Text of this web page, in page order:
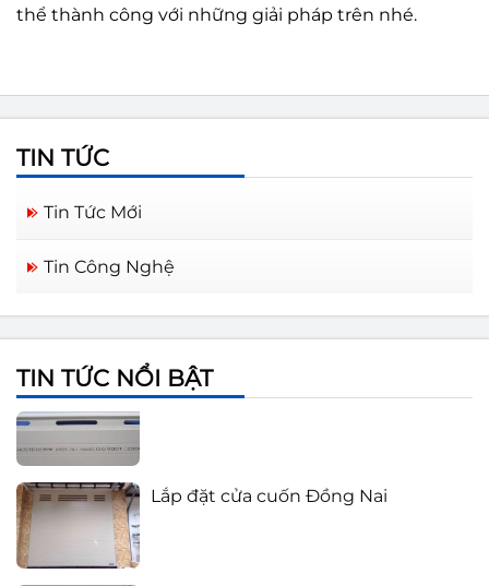
thể thành công với những giải pháp trên nhé.
TIN TỨC
Tin Tức Mới
Tin Công Nghệ
TIN TỨC NỔI BẬT
Cửa cuốn Austdoor Biên Hòa Đồng
Báo giá cửa cuốn Austdoor 2021